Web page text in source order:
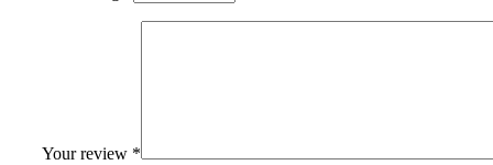
Your review *